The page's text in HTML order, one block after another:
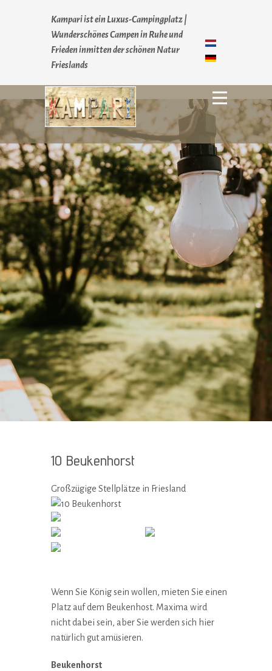
Kampari ist ein Luxus-Campingplatz |
Wunderschönes Campen in Ruhe und
Frieden inmitten der schönen Natur
Frieslands
Angebot kampari
Warum Kampari
Kampari impressie
Kontakt
10 Beukenhorst
Großzügige Stellplätze in Friesland
Wenn Sie König sein wollen, mieten Sie einen
Platz auf dem Beukenhost. Maxima wird
nicht dabei sein, aber Sie werden sich hier
natürlich gut amüsieren.
Beukenhorst